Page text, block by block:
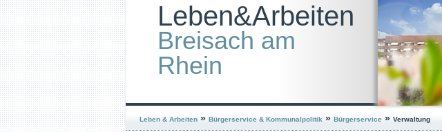
Leben&Arbeiten
Breisach am
Rhein
Leben & Arbeiten » Bürgerservice & Kommunalpolitik » Bürgerservice » Verwaltung